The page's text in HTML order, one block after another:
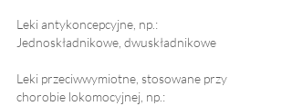
Leki antykoncepcyjne, np.:
Jednoskładnikowe, dwuskładnikowe
Leki przeciwwymiotne, stosowane przy
chorobie lokomocyjnej, np.: